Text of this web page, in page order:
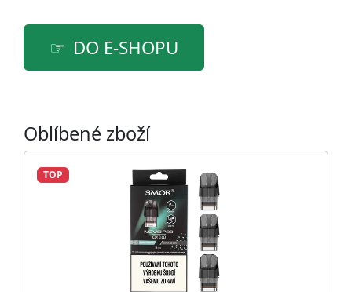
DO E-SHOPU
Oblíbené zboží
TOP